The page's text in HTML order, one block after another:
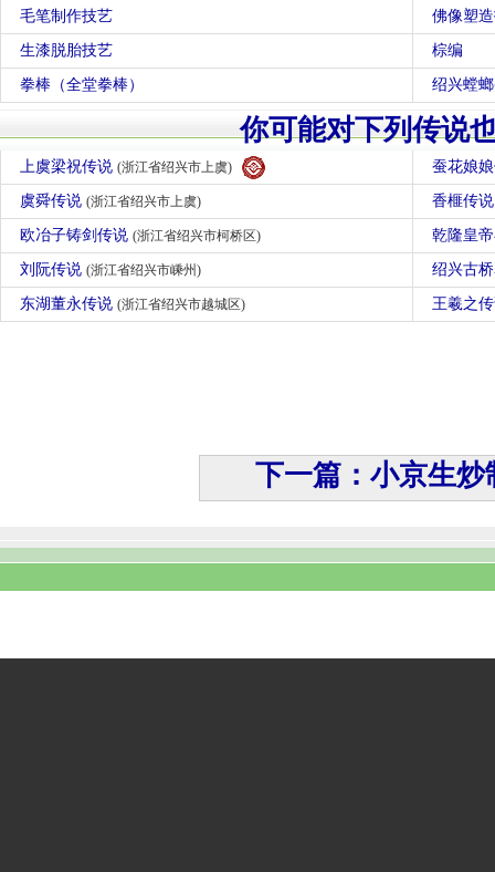
毛笔制作技艺 佛像塑
生漆脱胎技艺 棕编
拳棒（全堂拳棒） 绍兴螳
你可能对下列传说
上虞梁祝传说 (浙江省绍兴市上虞) 蚕花娘
虞舜传说 (浙江省绍兴市上虞) 香榧传
欧冶子铸剑传说 (浙江省绍兴市柯桥区) 乾隆皇
刘阮传说 (浙江省绍兴市嵊州) 绍兴古
东湖董永传说 (浙江省绍兴市越城区) 王羲之
下一篇：小京生炒